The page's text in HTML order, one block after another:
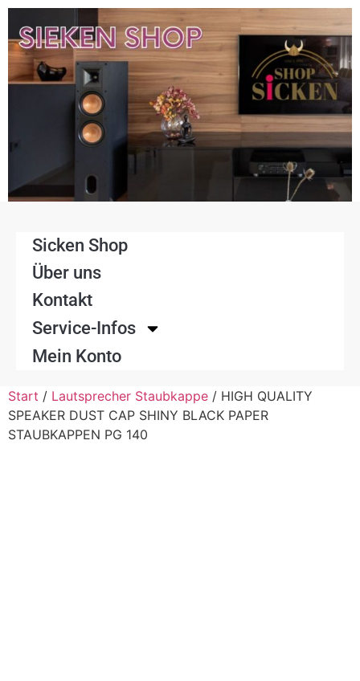
Sicken Shop
Über uns
Kontakt
Service-Infos
Mein Konto
Start / Lautsprecher Staubkappe / HIGH QUALITY
SPEAKER DUST CAP SHINY BLACK PAPER
STAUBKAPPEN PG 140